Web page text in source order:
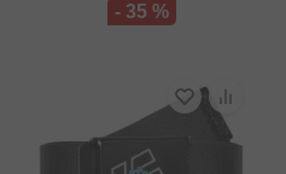
- 35 %